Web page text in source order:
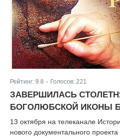
Рейтинг: 9.8 Голосов: 221
ЗАВЕРШИЛАСЬ
БОГОЛЮБСКОЙ ИКОНЫ
13 октября на телеканале
нового документального